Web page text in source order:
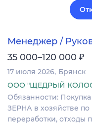
Менеджер /
35 000–120 000 ₽
17 июля 2026 Брянск
ООО "ЩЕДРЫЙ
Обязанности:
ЗЕРНА в хозяйстве
переработки, отходы